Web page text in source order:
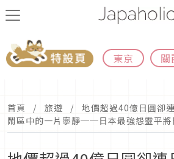
東京 關
首頁 旅遊
地價超過40億日圓卻
鬧區中的一片寧靜──日本最強怨靈平將